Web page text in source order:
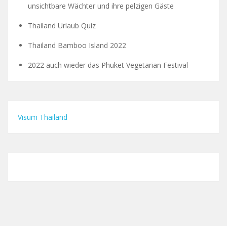
unsichtbare Wächter und ihre pelzigen Gäste
Thailand Urlaub Quiz
Thailand Bamboo Island 2022
2022 auch wieder das Phuket Vegetarian Festival
Visum Thailand